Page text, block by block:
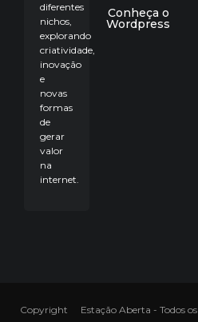
diferentes
nichos,
explorando
criatividade,
inovação
e
novas
formas
de
gerar
valor
na
internet.
Conheça o
Wordpress
Copyright Estação Aberta - Todos os